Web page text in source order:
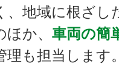
、地域に根ざし
か、 車両の簡
理も担当します